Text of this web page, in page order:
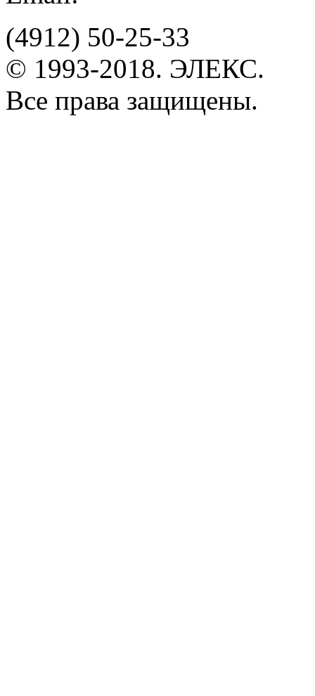
(4912) 50-25-33
© 1993-2018. ЭЛЕКС.
Все права защищены.